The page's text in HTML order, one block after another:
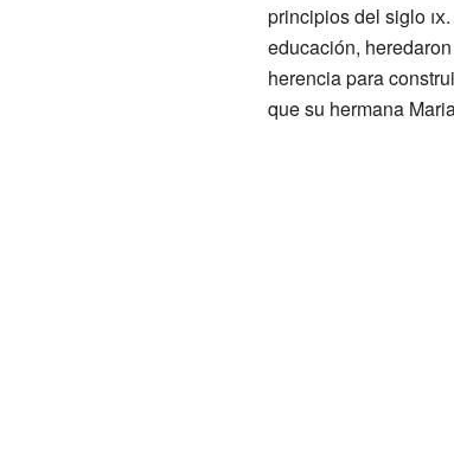
principios del siglo ix
educación,
herencia para
que su hermana